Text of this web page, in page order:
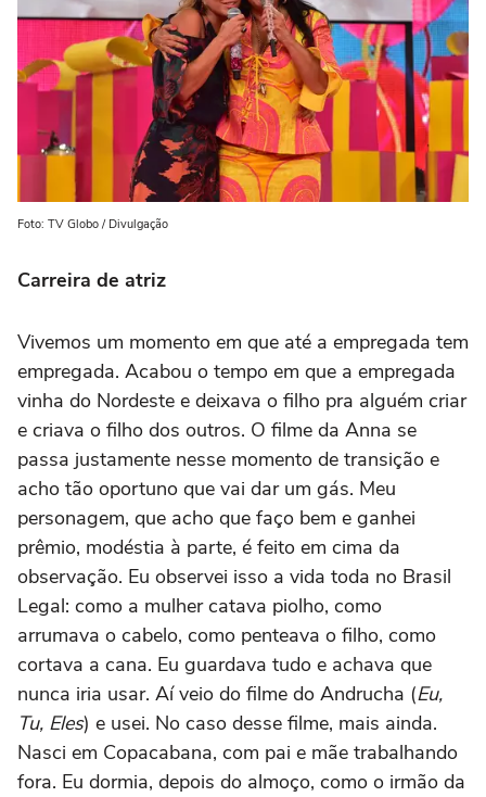
Foto: TV Globo / Divulgação
Carreira de atriz
Vivemos um momento em que até a empregada tem
empregada. Acabou o tempo em que a empregada
vinha do Nordeste e deixava o filho pra alguém criar
e criava o filho dos outros. O filme da Anna se
passa justamente nesse momento de transição e
acho tão oportuno que vai dar um gás. Meu
personagem, que acho que faço bem e ganhei
prêmio, modéstia à parte, é feito em cima da
observação. Eu observei isso a vida toda no Brasil
Legal: como a mulher catava piolho, como
arrumava o cabelo, como penteava o filho, como
cortava a cana. Eu guardava tudo e achava que
nunca iria usar. Aí veio do filme do Andrucha (Eu,
Tu, Eles) e usei. No caso desse filme, mais ainda.
Nasci em Copacabana, com pai e mãe trabalhando
fora. Eu dormia, depois do almoço, como o irmão da